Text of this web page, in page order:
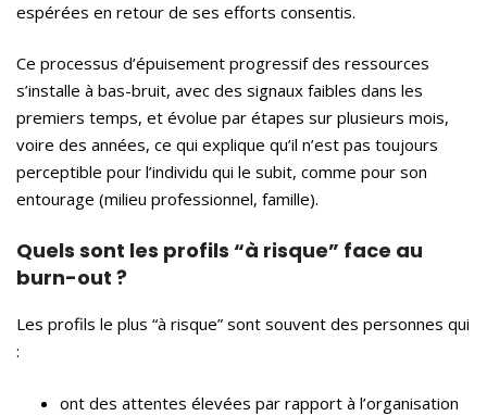
espérées en retour de ses efforts consentis.
Ce processus d’épuisement progressif des ressources
s’installe à bas-bruit, avec des signaux faibles dans les
premiers temps, et évolue par étapes sur plusieurs mois,
voire des années, ce qui explique qu’il n’est pas toujours
perceptible pour l’individu qui le subit, comme pour son
entourage (milieu professionnel, famille).
Quels sont les profils “à risque” face au
burn-out ?
Les profils le plus “à risque” sont souvent des personnes qui
:
ont des attentes élevées par rapport à l’organisation